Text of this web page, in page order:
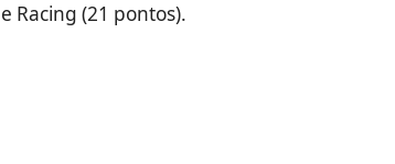
Racing (21 pontos).